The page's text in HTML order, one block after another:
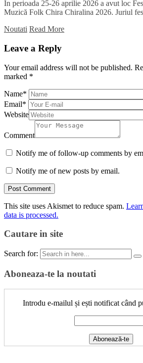
În perioada 25-26 aprilie 2026 a avut loc
Muzică Folk Chira Chiralina 2026. Juriul
Noutati Read More
Leave a Reply
Your email address will not be published.
marked *
Name*
Email*
Website
Comment
Notify me of follow-up comments by
Notify me of new posts by email.
This site uses Akismet to reduce spam.
data is processed.
Cautare in site
Search for:
Aboneaza-te la noutati
Introdu e-mailul și ești notificat când